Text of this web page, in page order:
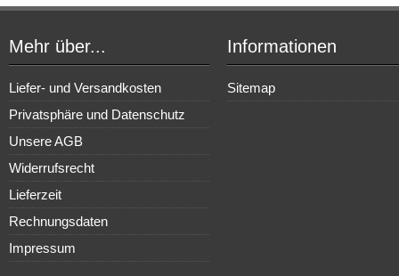
Mehr über...
Liefer- und Versandkosten
Privatsphäre und Datenschutz
Unsere AGB
Widerrufsrecht
Lieferzeit
Rechnungsdaten
Impressum
Informationen
Sitemap